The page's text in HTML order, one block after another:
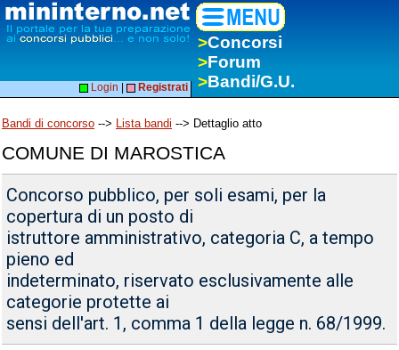
>Concorsi
>Forum
>Bandi/G.U.
Login Registrati
Bandi di concorso --> Lista bandi --> Dettaglio atto
COMUNE DI MAROSTICA
Concorso pubblico, per soli esami, per la
copertura di un posto di
istruttore amministrativo, categoria C, a tempo
pieno ed
indeterminato, riservato esclusivamente alle
categorie protette ai
sensi dell'art. 1, comma 1 della legge n. 68/1999.